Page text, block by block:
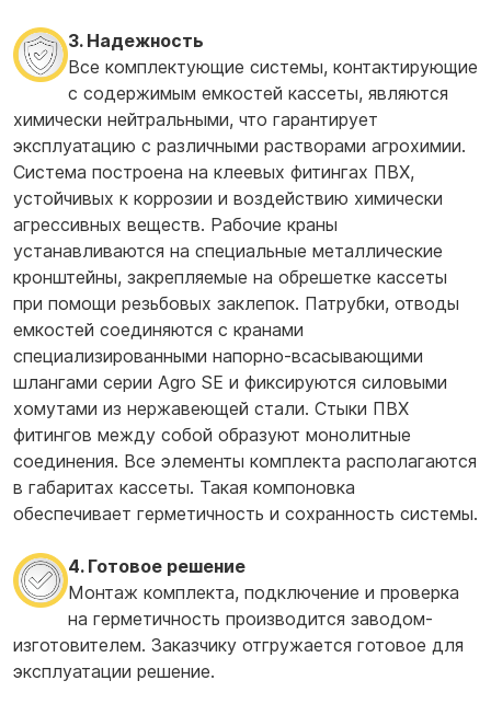
3. Надежность
Все комплектующие системы, контактирующие
с содержимым емкостей кассеты, являются
химически нейтральными, что гарантирует
эксплуатацию с различными растворами агрохимии.
Система построена на клеевых фитингах ПВХ,
устойчивых к коррозии и воздействию химически
агрессивных веществ. Рабочие краны
устанавливаются на специальные металлические
кронштейны, закрепляемые на обрешетке кассеты
при помощи резьбовых заклепок. Патрубки, отводы
емкостей соединяются с кранами
специализированными напорно-всасывающими
шлангами серии Agro SE и фиксируются силовыми
хомутами из нержавеющей стали. Стыки ПВХ
фитингов между собой образуют монолитные
соединения. Все элементы комплекта располагаются
в габаритах кассеты. Такая компоновка
обеспечивает герметичность и сохранность системы.
4. Готовое решение
Монтаж комплекта, подключение и проверка
на герметичность производится заводом-
изготовителем. Заказчику отгружается готовое для
эксплуатации решение.